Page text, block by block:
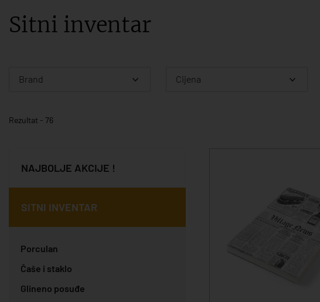
Sitni inventar
Brand Cijena
Rezultat - 76
NAJBOLJE AKCIJE !
SITNI INVENTAR
Porculan
Čaše i staklo
Glineno posuđe